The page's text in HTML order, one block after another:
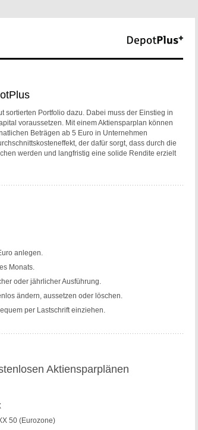
sortierten Portfolio dazu. Dabei muss der Einstieg in
voraussetzen. Mit einem Aktiensparplan können
Beträgen ab 5 Euro in Unternehmen
der dafür sorgt, dass durch die
werden und langfristig eine solide Rendite erzielt
anlegen.
Monats.
oder jährlicher Ausführung.
ändern, aussetzen oder löschen.
per Lastschrift einziehen.
Aktiensparplänen
50 (Eurozone)